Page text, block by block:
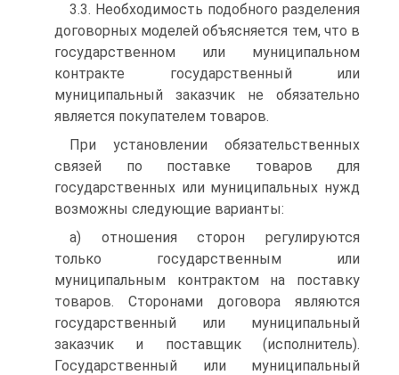
3.3. Необходимость подобного разделения
договорных моделей объясняется тем, что в
государственном или муниципальном
контракте государственный или
муниципальный заказчик не обязательно
является покупателем товаров.
При установлении обязательственных
связей по поставке товаров для
государственных или муниципальных нужд
возможны следующие варианты:
а) отношения сторон регулируются
только государственным или
муниципальным контрактом на поставку
товаров. Сторонами договора являются
государственный или муниципальный
заказчик и поставщик (исполнитель).
Государственный или муниципальный